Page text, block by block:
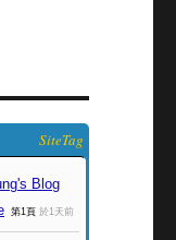
SiteTag